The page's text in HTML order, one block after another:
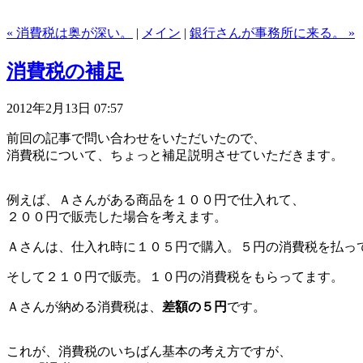
« 消費税は奥が深い。 | メイン | 銀行さんが事務所に来る。 »
消費税の補足
2012年2月13日 07:57
前回の記事で問い合わせをいただいたので、
消費税について、ちょっと補足説明させていただきます。
例えば、Ａさんがある商品を１００円で仕入れて、
２００円で販売した場合を考えます。
Ａさんは、仕入れ時に１０５円で購入。５円の消費税を払っ
そして２１０円で販売。１０円の消費税をもらってます。
Ａさんが納める消費税は、 差額の５円 です。
これが、消費税のいちばん基本の考え方ですが、